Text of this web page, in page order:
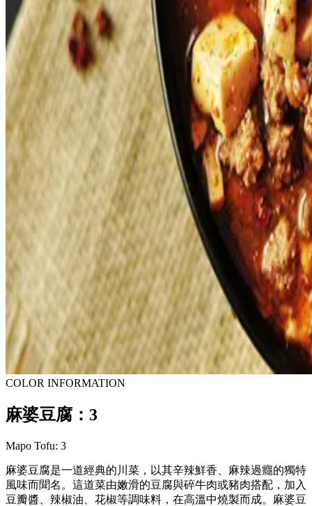
COLOR INFORMATION
麻婆豆腐：3
Mapo Tofu: 3
麻婆豆腐是一道經典的川菜，以其辛辣鮮香、麻辣過癮的獨特
風味而聞名。這道菜由嫩滑的豆腐與碎牛肉或豬肉搭配，加入
豆瓣醬、辣椒油、花椒等調味料，在高溫中燒製而成。麻婆豆